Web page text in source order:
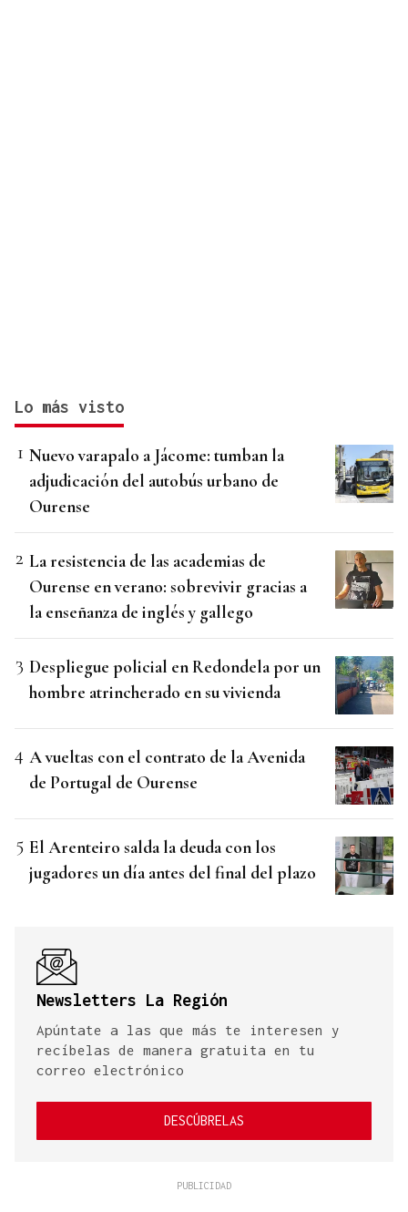
Lo más visto
Nuevo varapalo a Jácome: tumban la
adjudicación del autobús urbano de
Ourense
La resistencia de las academias de
Ourense en verano: sobrevivir gracias a
la enseñanza de inglés y gallego
Despliegue policial en Redondela por un
hombre atrincherado en su vivienda
A vueltas con el contrato de la Avenida
de Portugal de Ourense
El Arenteiro salda la deuda con los
jugadores un día antes del final del plazo
Newsletters La Región
Apúntate a las que más te interesen y
recíbelas de manera gratuita en tu
correo electrónico
DESCÚBRELAS